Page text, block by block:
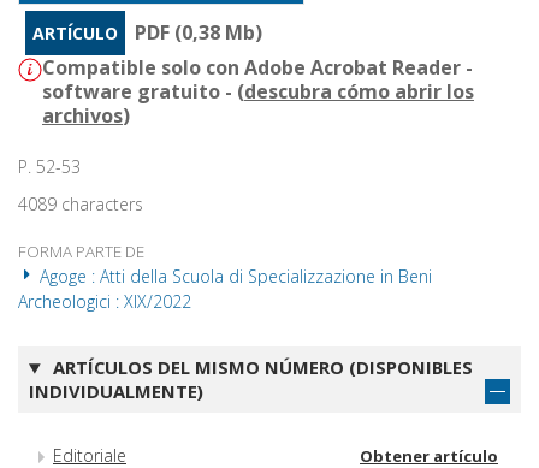
ARTÍCULO
PDF (0,38 Mb)
Compatible solo con Adobe Acrobat Reader -
software gratuito - (descubra cómo abrir los
archivos)
P. 52-53
4089 characters
FORMA PARTE DE
Agoge : Atti della Scuola di Specializzazione in Beni
Archeologici : XIX/2022
ARTÍCULOS DEL MISMO NÚMERO (DISPONIBLES
INDIVIDUALMENTE)
Editoriale Obtener artículo